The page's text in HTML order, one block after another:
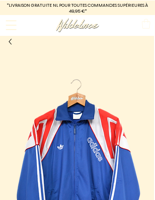
*LIVRAISON GRATUITE NL POUR TOUTES COMMANDES SUPÉRIEURES À
49,95 €*